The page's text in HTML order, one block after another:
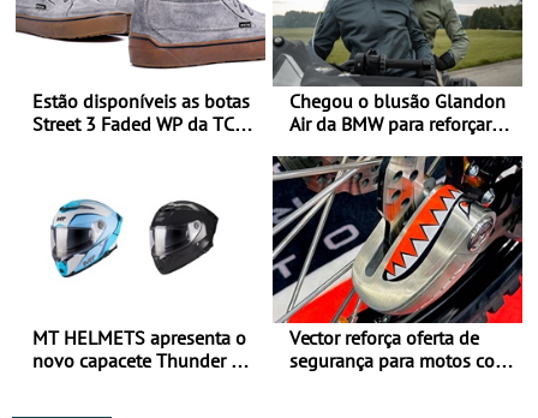
Estão disponíveis as botas
Street 3 Faded WP da TCX
Chegou o blusão Glandon
Air da BMW para reforçar
verão
MT HELMETS apresenta o
novo capacete Thunder 4 R
Vector reforça oferta de
segurança para motos com